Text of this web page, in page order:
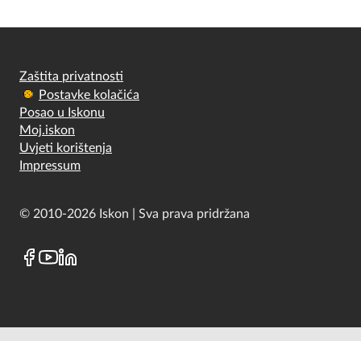
Zaštita privatnosti
Postavke kolačića
Posao u Iskonu
Moj.iskon
Uvjeti korištenja
Impressum
© 2010-2026 Iskon | Sva prava pridržana